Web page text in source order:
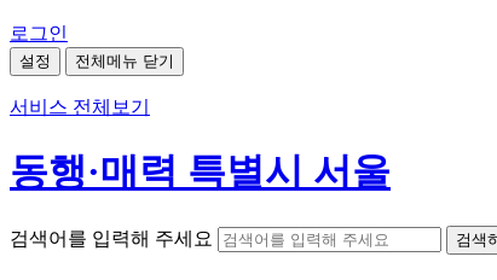
로그인
설정 전체메뉴 닫기
서비스 전체보기
동행·매력 특별시 서울
검색어를 입력해 주세요 검색